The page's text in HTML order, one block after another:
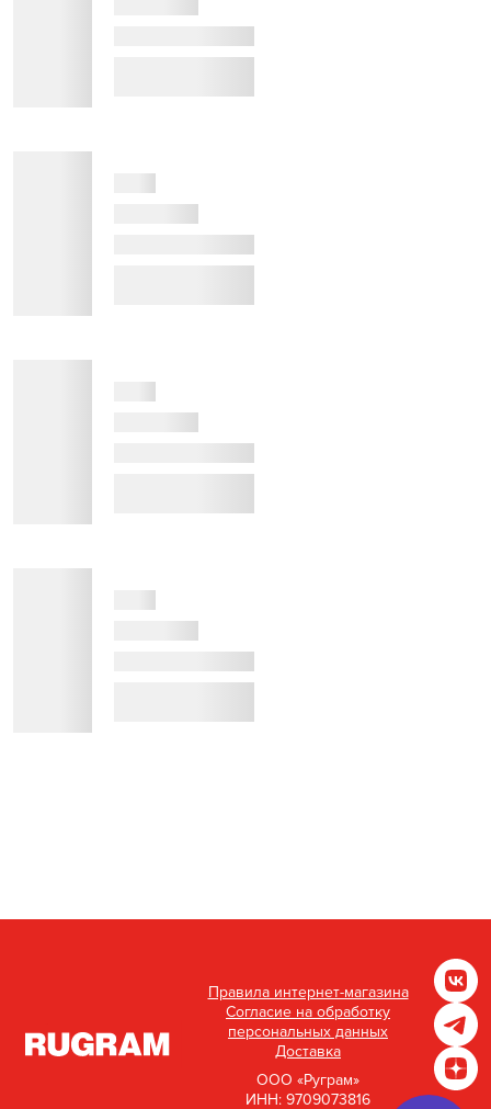
Правила интернет-магазина
Согласие на обработку
персональных данных
Доставка
ООО «Руграм»
ИНН: 9709073816